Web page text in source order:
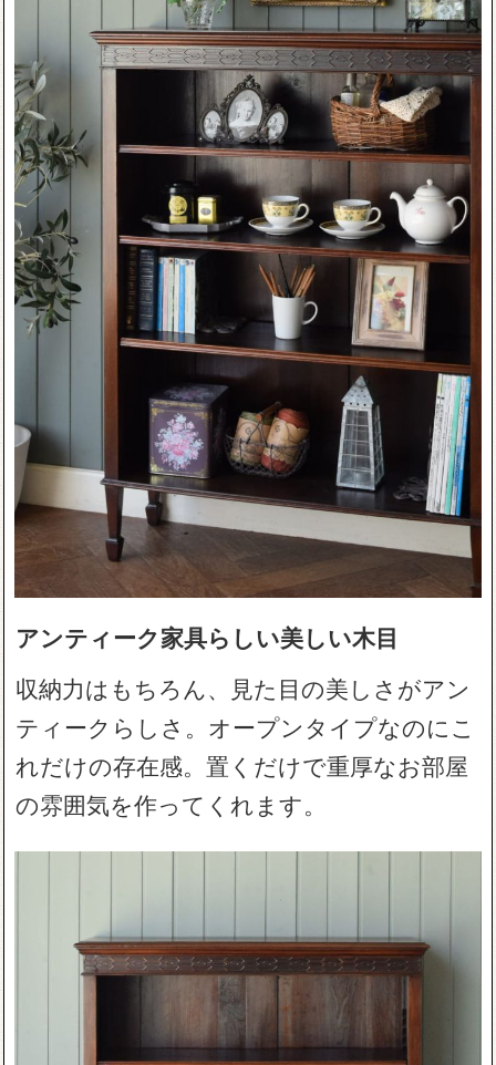
アンティーク家具らしい美しい木目
収納力はもちろん、見た目の美しさがアン
ティークらしさ。オープンタイプなのにこ
れだけの存在感。置くだけで重厚なお部屋
の雰囲気を作ってくれます。